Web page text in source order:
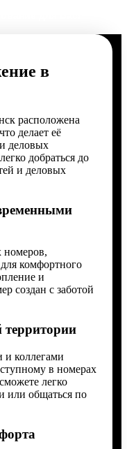
в
расположена
делает её
деловых
добраться до
и деловых
номеров,
комфортного
и
создан с заботой
территории
и коллегами
в номерах
легко
или общаться по